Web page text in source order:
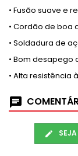
• Fusão suave e
• Cordão de boa
• Soldadura de
• Bom desapego
• Alta resistência